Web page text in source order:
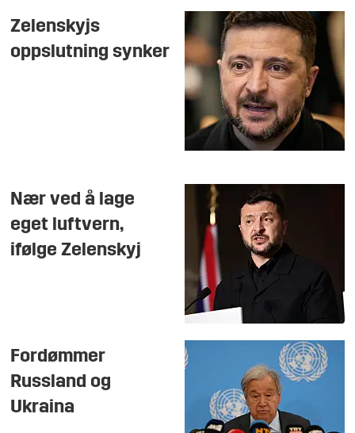
Zelenskyjs
oppslutning synker
Nær ved å lage
eget luftvern,
ifølge Zelenskyj
Fordømmer
Russland og
Ukraina